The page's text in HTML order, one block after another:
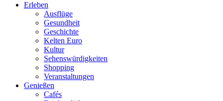
Erleben
Ausflüge
Gesundheit
Geschichte
Kelten Euro
Kultur
Sehenswürdigkeiten
Shopping
Veranstaltungen
Genießen
Cafés